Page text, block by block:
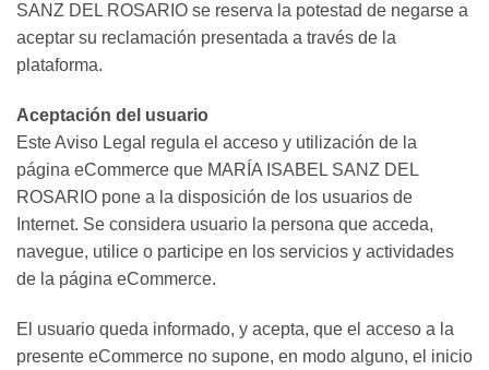
SANZ DEL ROSARIO se reserva la potestad de negarse a
aceptar su reclamación presentada a través de la
plataforma.
Aceptación del usuario
Este Aviso Legal regula el acceso y utilización de la
página eCommerce que MARÍA ISABEL SANZ DEL
ROSARIO pone a la disposición de los usuarios de
Internet. Se considera usuario la persona que acceda,
navegue, utilice o participe en los servicios y actividades
de la página eCommerce.
El usuario queda informado, y acepta, que el acceso a la
presente eCommerce no supone, en modo alguno, el inicio